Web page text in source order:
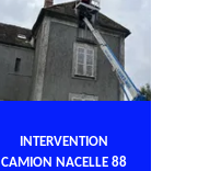
INTERVENTION
CAMION NACELLE 88